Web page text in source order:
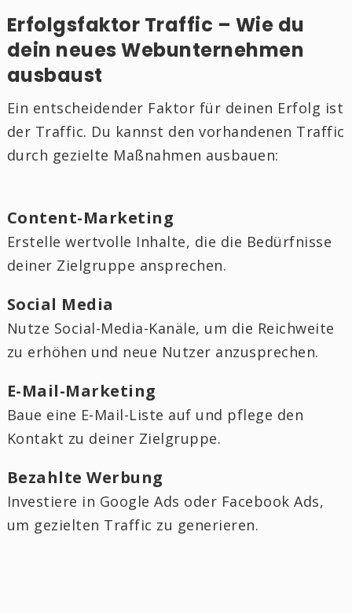
Erfolgsfaktor Traffic – Wie du
dein neues Webunternehmen
ausbaust
Ein entscheidender Faktor für deinen Erfolg ist
der Traffic. Du kannst den vorhandenen Traffic
durch gezielte Maßnahmen ausbauen:
Content-Marketing
Erstelle wertvolle Inhalte, die die Bedürfnisse
deiner Zielgruppe ansprechen.
Social Media
Nutze Social-Media-Kanäle, um die Reichweite
zu erhöhen und neue Nutzer anzusprechen.
E-Mail-Marketing
Baue eine E-Mail-Liste auf und pflege den
Kontakt zu deiner Zielgruppe.
Bezahlte Werbung
Investiere in Google Ads oder Facebook Ads,
um gezielten Traffic zu generieren.